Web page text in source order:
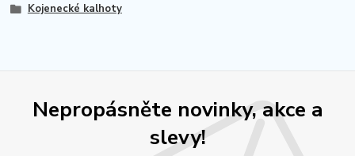
Kojenecké kalhoty
Nepropásněte novinky, akce a
slevy!